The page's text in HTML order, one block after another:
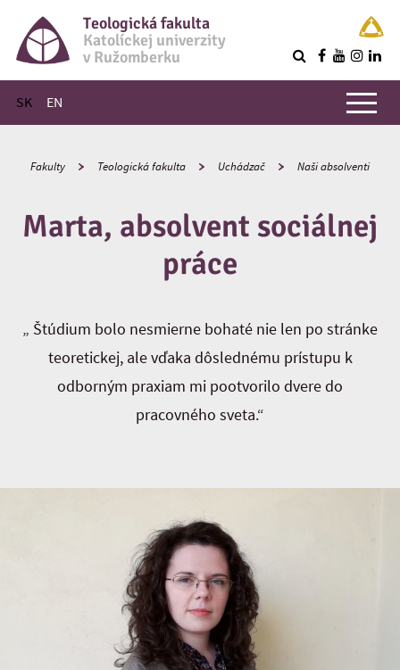
Teologická fakulta
Katolíckej univerzity
v Ružomberku
SK EN
Hlavné menu
Fakulty Teologická fakulta Uchádzač Naši absolventi
Marta, absolvent sociálnej
práce
„ Štúdium bolo nesmierne bohaté nie len po stránke
teoretickej, ale vďaka dôslednému prístupu k
odborným praxiam mi pootvorilo dvere do
pracovného sveta.“